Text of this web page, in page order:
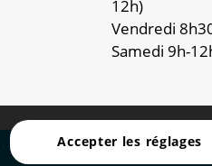
12h)
Vendredi
Samedi 9h-
Accepter les réglages